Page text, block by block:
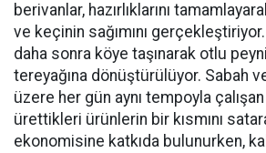
berivanlar, hazırlıklarını
ve keçinin sağımını
daha sonra köye taşınarak otlu
tereyağına dönüştürülüyor. Sabah
üzere her gün aynı tempoyla çalışan
ürettikleri ürünlerin bir kısmını
ekonomisine katkıda bulunurken,